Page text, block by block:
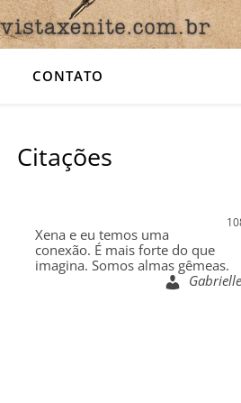
CONTATO
Citações
Xena e eu temos uma
conexão. É mais forte do que
imagina. Somos almas gêmeas.
Gabrielle